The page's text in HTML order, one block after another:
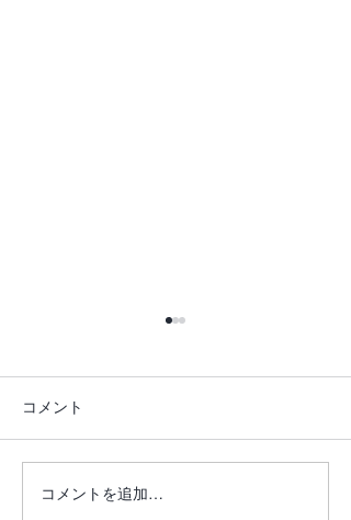
琥珀ジュエリー
コメント
コメントを追加…